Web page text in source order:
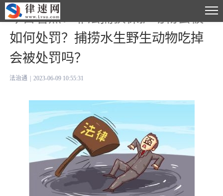
今日看点：非法捕获保护动物会被
如何处罚？捕捞水生野生动物吃掉
会被处罚吗？
法治通 2023-06-09 10:55:31